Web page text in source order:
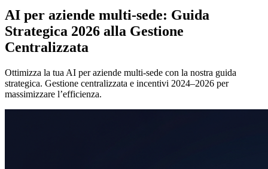
AI per aziende multi-sede: Guida
Strategica 2026 alla Gestione
Centralizzata
Ottimizza la tua AI per aziende multi-sede con la nostra guida
strategica. Gestione centralizzata e incentivi 2024–2026 per
massimizzare l’efficienza.